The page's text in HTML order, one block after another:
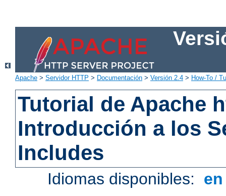
Apache > Servidor HTTP > Documentación > Versión 2.4 > How-To /
Tutorial de Apache
Introducción a los
Includes
Idiomas disponibles: